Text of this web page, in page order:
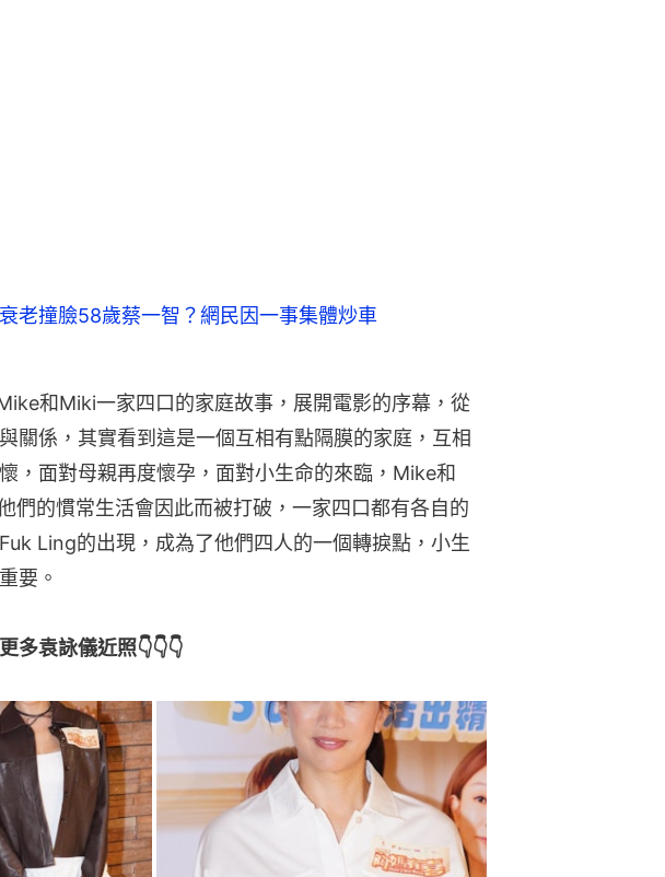
老撞臉58歲蔡一智？網民因一事集體炒車
和Miki一家四口的家庭故事，展開電影的序幕，從
關係，其實看到這是一個互相有點隔膜的家庭，互相
，面對母親再度懷孕，面對小生命的來臨，Mike和
們的慣常生活會因此而被打破，一家四口都有各自的
Ling的出現，成為了他們四人的一個轉捩點，小生
要。
多袁詠儀近照👇👇👇